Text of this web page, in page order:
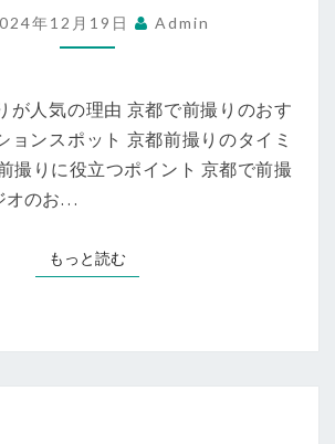
前
撮
す
る
な
こ！
て
年12月19日 Admin
が人気の理由 京都で前撮りのおす
ョンスポット 京都前撮りのタイミ
撮りに役立つポイント 京都で前撮
オのお…
もっと読むもっと読む